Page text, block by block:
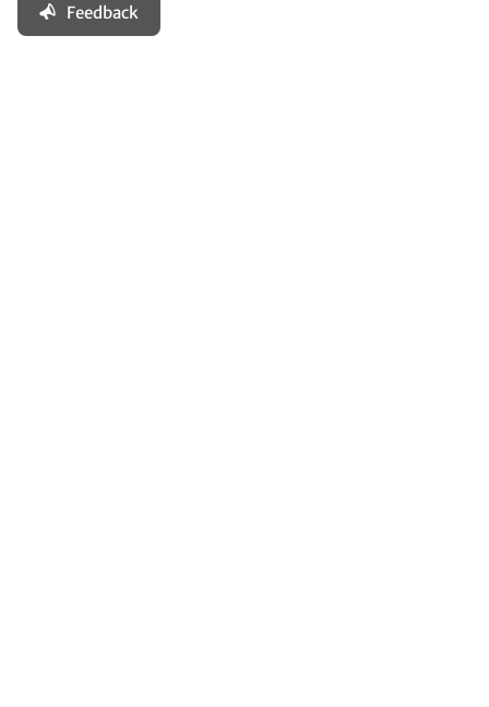
Feedback